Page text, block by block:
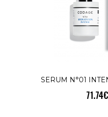
SERUM N°01
71.74€